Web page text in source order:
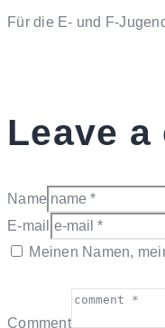
Für die E- und F-
Leave
Name
E-mail
Meinen Namen,
Comment